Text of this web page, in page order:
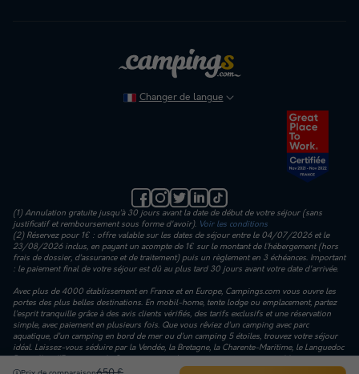
Changer de langue
(1) Annulation gratuite jusqu’à 30 jours avant la date de début de votre séjour (sans
justificatif et remboursement sous forme d'avoir). Voir les conditions
(2) Réservez pour 1€ : offre valable sur les dates de séjour entre le 04/07/2026 et le
23/08/2026 inclus, en payant un acompte de 1€ sur le montant de l’hébergement (hors
frais de dossier, d’assurance et de traitement) puis un règlement en 3 échéances. Important
: le paiement final de votre séjour est dû au plus tard 30 jours avant votre date d'arrivée.
Avec plus de 4000 établissement en France et en Europe, Campings.com vous ouvre les
portes des plus belles destinations. En mobil-home, tente lodge ou emplacement, partez
l’esprit tranquille grâce à des avis clients vérifiés, des tarifs exclusifs et une réservation
simple, avec paiement en plusieurs fois. Que vous rêviez d’un camping avec parc
aquatique, d’un camping en bord de mer ou d’un camping 5 étoiles, trouvez votre séjour
idéal. Laissez-vous séduire par la Vendée, la Bretagne, la Charente-Maritime, le Languedoc